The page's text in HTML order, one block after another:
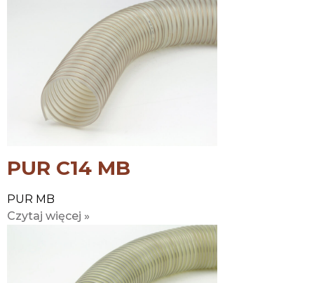
PUR C14 MB
PUR MB
Czytaj więcej »